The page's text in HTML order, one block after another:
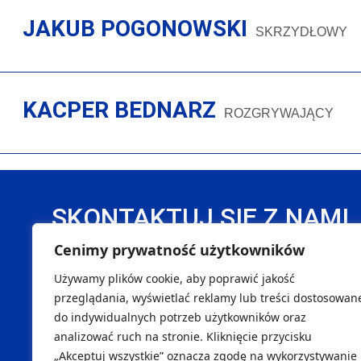
Cenimy prywatność użytkowników
Używamy plików cookie, aby poprawić jakość
przeglądania, wyświetlać reklamy lub treści
do indywidualnych potrzeb użytkowników oraz
analizować ruch na stronie. Kliknięcie przycisku
„Akceptuj wszystkie” oznacza zgodę na wykorzystywanie
JAKUB POGONOWSKI
SKRZYDŁOWY
KACPER BEDNARZ ROZGRYWAJĄCY
SKONTAKTUJ SIĘ Z NAMI
DANE REJESTROWE
Handball Pałac Tarnów Sp. z o. o.
NIP 8733299996
REGON 540451262
Maciej